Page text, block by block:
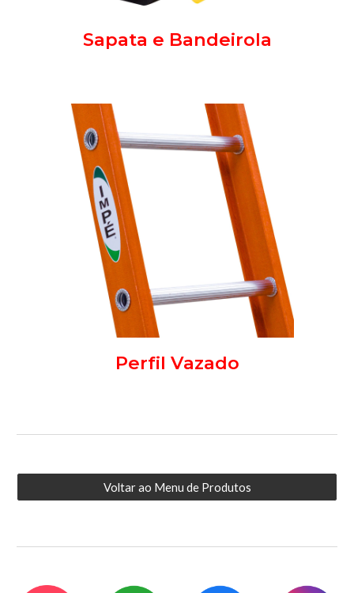
Sapata e Bandeirola
Perfil Vazado
Voltar ao Menu de Produtos